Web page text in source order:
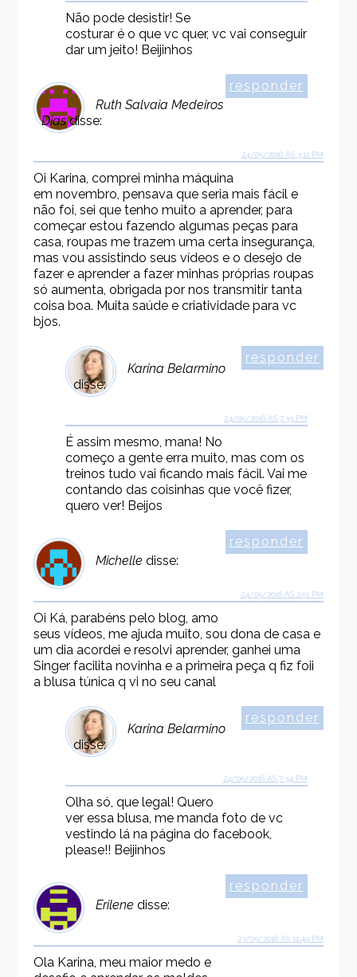
Não pode desistir! Se
costurar é o que vc quer, vc vai conseguir
dar um jeito! Beijinhos
responder
Ruth Salvaia Medeiros
Dias disse:
24/05/2016 ÀS 3:11 PM
Oi Karina, comprei minha máquina
em novembro, pensava que seria mais fácil e
não foi, sei que tenho muito a aprender, para
começar estou fazendo algumas peças para
casa, roupas me trazem uma certa insegurança,
mas vou assistindo seus vídeos e o desejo de
fazer e aprender a fazer minhas próprias roupas
só aumenta, obrigada por nos transmitir tanta
coisa boa. Muita saúde e criatividade para vc
bjos.
responder
Karina Belarmino
disse:
24/05/2016 ÀS 7:33 PM
É assim mesmo, mana! No
começo a gente erra muito, mas com os
treinos tudo vai ficando mais fácil. Vai me
contando das coisinhas que você fizer,
quero ver! Beijos
responder
Michelle disse:
24/05/2016 ÀS 2:51 PM
Oi Ká, parabéns pelo blog, amo
seus vídeos, me ajuda muito, sou dona de casa e
um dia acordei e resolvi aprender, ganhei uma
Singer facilita novinha e a primeira peça q fiz foii
a blusa túnica q vi no seu canal
responder
Karina Belarmino
disse:
24/05/2016 ÀS 7:34 PM
Olha só, que legal! Quero
ver essa blusa, me manda foto de vc
vestindo lá na página do facebook,
please!! Beijinhos
responder
Erilene disse:
23/05/2016 ÀS 11:49 PM
Ola Karina, meu maior medo e